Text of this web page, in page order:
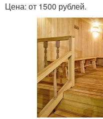
Цена: от 1500 рублей.